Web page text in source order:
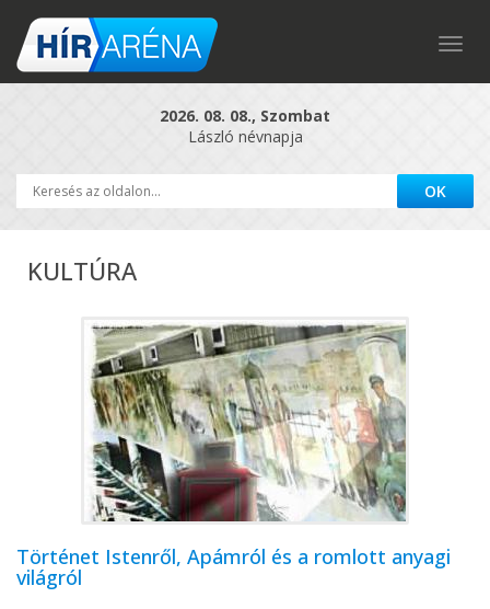
2026. 08. 08., Szombat
László névnapja
KULTÚRA
Történet Istenről, Apámról és a romlott anyagi
világról